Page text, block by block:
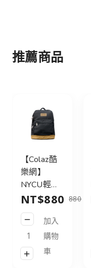
推薦商品
【Colaz酷
樂網】
NYCU輕旅
行後背包
21L_黑／
NYCU
Logo
Backpack
21L_Black
NT$880 880
加入
購物
車